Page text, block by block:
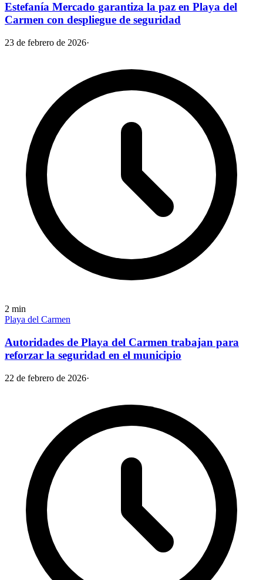
Estefanía Mercado garantiza la paz en Playa del
Carmen con despliegue de seguridad
23 de febrero de 2026·
2 min
Playa del Carmen
Autoridades de Playa del Carmen trabajan para
reforzar la seguridad en el municipio
22 de febrero de 2026·